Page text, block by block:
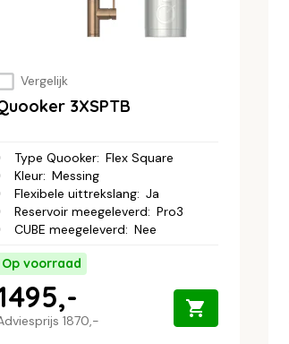
Vergelijk
3XSPTB
Type Quooker: Flex Square
Kleur: Messing
Flexibele uittrekslang: Ja
Reservoir meegeleverd: Pro3
CUBE meegeleverd: Nee
Op voorraad
1870,-